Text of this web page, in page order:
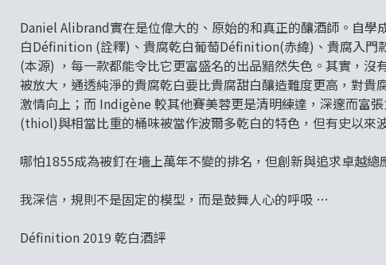
Daniel Alibrand實在是位偉大的、原始的和真正的釀酒師。自
白Définition (詮釋)、貴腐乾白葡萄Définition(赤緯)、貴腐入
(本源) ，每一款都能令比它更富盛名的出品黯然失色。其實，
被放大，通透純淨的貴腐乾白要比貴腐甜白釀造難度更高，對
激情向上；而 Indigène 較其他賽美蓉更是清明練達，深邃而富
(thiol)與相當比重的桶味被當作波爾多乾白的特色，但有史以來
哪怕1855成為被釘在墻上萬年不變的排名，但創新與追求卓越總
我深信，規則不是固定的模型，而是鼓舞人心的呼吸 …
Définition 2019 乾白酒評